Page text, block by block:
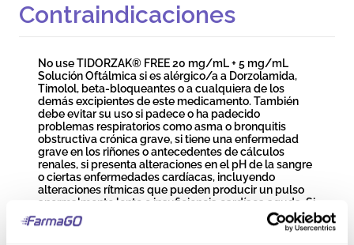
Contraindicaciones
No use TIDORZAK® FREE 20 mg/mL + 5 mg/mL
Solución Oftálmica si es alérgico/a a Dorzolamida,
Timolol, beta-bloqueantes o a cualquiera de los
demás excipientes de este medicamento. También
debe evitar su uso si padece o ha padecido
problemas respiratorios como asma o bronquitis
obstructiva crónica grave, si tiene una enfermedad
grave en los riñones o antecedentes de cálculos
renales, si presenta alteraciones en el pH de la sangre
o ciertas enfermedades cardíacas, incluyendo
alteraciones rítmicas que pueden producir un pulso
anormalmente lento o insuficiencia cardíaca aguda. Si
piensa que tiene alguna de estas condiciones,
consulte a su médico antes de usar TIDORZAK® FREE